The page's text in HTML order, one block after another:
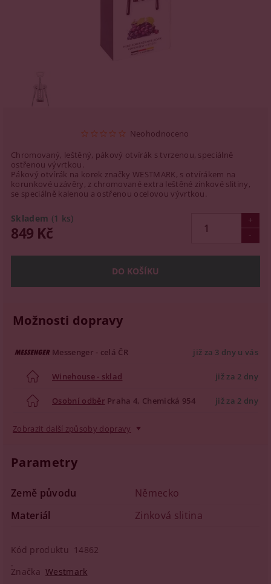
Neohodnoceno
Chromovaný, leštěný, pákový otvírák s tvrzenou, speciálně
ostřenou vývrtkou.
Pákový otvírák na korek značky WESTMARK, s otvírákem na
korunkové uzávěry, z chromované extra leštěné zinkové slitiny,
se speciálně kalenou a ostřenou ocelovou vývrtkou.
Skladem (1 ks)
849 Kč
Možnosti dopravy
Messenger - celá ČR již za 3 dny u vás
Winehouse - sklad již za 2 dny
Osobní odběr Praha 4, Chemická 954 již za 2 dny
Zobrazit další způsoby dopravy
Parametry
Země původu
Německo
Materiál
Zinková slitina
Kód produktu
14862
Značka Westmark